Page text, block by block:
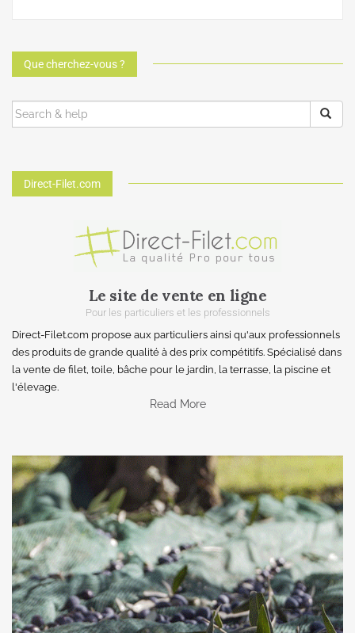
Que cherchez-vous ?
Direct-Filet.com
Le site de vente en ligne
Pour les particuliers et les professionnels
Direct-Filet.com propose aux particuliers ainsi qu'aux professionnels
des produits de grande qualité à des prix compétitifs. Spécialisé dans
la vente de filet, toile, bâche pour le jardin, la terrasse, la piscine et
l'élevage.
Read More